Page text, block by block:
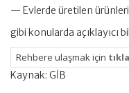
— Evlerde üretilen
gibi konularda açıklayıcı
Rehbere ulaşmak için
Kaynak: GİB